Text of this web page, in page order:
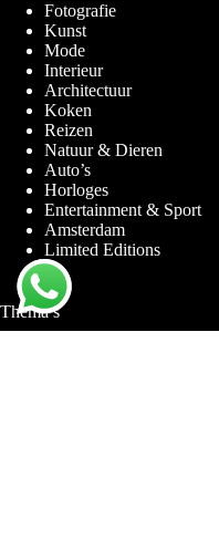
Fotografie
Kunst
Mode
Interieur
Architectuur
Koken
Reizen
Natuur & Dieren
Auto’s
Horloges
Entertainment & Sport
Amsterdam
Limited Editions
Thema’s